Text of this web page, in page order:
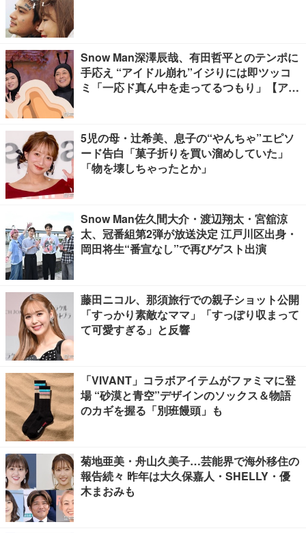
Snow Man深澤辰哉、有田哲平とのテンポに
手応え “アイドル崩れ”イジりには即ツッコ
ミ「一応ド真ん中を走ってるつもり」【アリ
5児の母・辻希美、息子の“やんちゃ”エピソ
ード告白「菓子折りを買い溜めしていた」
「物を壊しちゃったとか」
Snow Man佐久間大介・渡辺翔太・宮舘涼
太、冠番組第2弾が放送決定 江戸川区出身・
岡田将生“番宣なし”で再びゲスト出演
藤田ニコル、那須旅行での親子ショット公開
「すっかり素敵なママ」「すっぽり収まって
て可愛すぎる」と反響
「VIVANT」コラボアイテムがファミマに登
場 “砂漠と青空”デザインのソックス＆物語
のカギを握る「別班饅頭」も
菊地亜美・舟山久美子…芸能界で海外移住の
報告続々 昨年は大久保嘉人・SHELLY・優
木まおみも